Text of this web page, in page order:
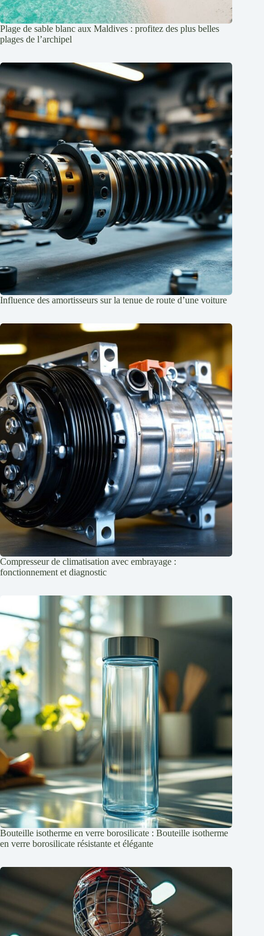
Plage de sable blanc aux Maldives : profitez des plus belles
plages de l’archipel
Influence des amortisseurs sur la tenue de route d’une voiture
Compresseur de climatisation avec embrayage :
fonctionnement et diagnostic
Bouteille isotherme en verre borosilicate : Bouteille isotherme
en verre borosilicate résistante et élégante